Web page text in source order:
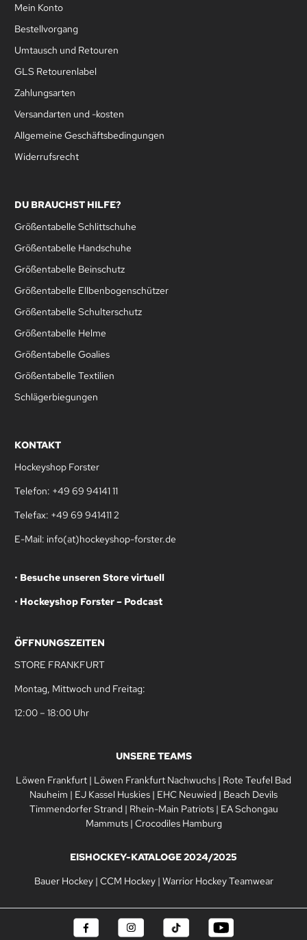
Mein Konto
Bestellvorgang
Umtausch und Retouren
GLS Retourenlabel
Zahlungsarten
Versandarten und -kosten
Allgemeine Geschäftsbedingungen
Widerrufsrecht
DU BRAUCHST HILFE?
Größentabelle Schlittschuhe
Größentabelle Handschuhe
Größentabelle Beinschutz
Größentabelle Ellbenbogenschützer
Größentabelle Schulterschutz
Größentabelle Helme
Größentabelle Goalies
Größentabelle Textilien
Schlägerbiegungen
KONTAKT
Hockeyshop Forster
Telefon: +49 69 94141 11
Telefax: +49 69 941411 2
E-Mail: info(at)hockeyshop-forster.de
• Besuche unseren Store virtuell
• Hockeyshop Forster – Podcast
ÖFFNUNGSZEITEN
STORE FRANKFURT
Montag, Mittwoch und Freitag:
12:00 – 18:00 Uhr
UNSERE TEAMS
Löwen Frankfurt | Löwen Frankfurt Nachwuchs | Rote Teufel Bad
Nauheim | EJ Kassel Huskies | EHC Neuwied | Beach Devils
Timmendorfer Strand | Rhein-Main Patriots| EA Schongau
Mammuts| Crocodiles Hamburg
EISHOCKEY-KATALOGE 2024/2025
Bauer Hockey| CCM Hockey| Warrior Hockey Teamwear